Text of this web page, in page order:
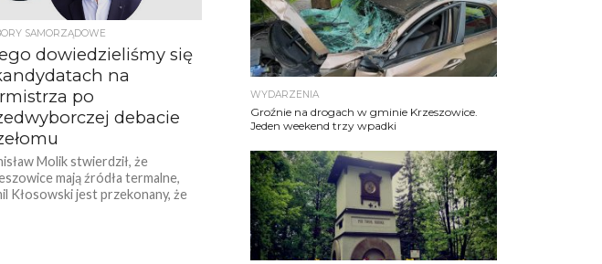
SAMORZĄDOWE
dowiedzieliśmy się
na
po
debacie
Molik stwierdził, że
mają źródła termalne,
Kłosowski jest przekonany, że
WYDARZENIA
Groźnie na drogach w gminie Krzeszowice.
Jeden weekend trzy wpadki